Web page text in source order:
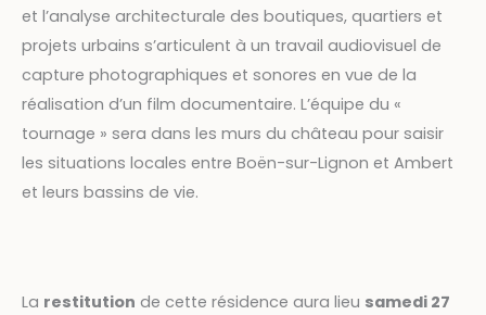
et l’analyse architecturale des boutiques, quartiers et
projets urbains s’articulent à un travail audiovisuel de
capture photographiques et sonores en vue de la
réalisation d’un film documentaire. L’équipe du «
tournage » sera dans les murs du château pour saisir
les situations locales entre Boën-sur-Lignon et Ambert
et leurs bassins de vie.
La restitution de cette résidence aura lieu samedi 27